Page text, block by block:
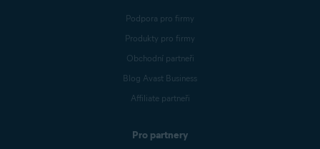
Podpora pro firmy
Produkty pro firmy
Obchodní partneři
Blog Avast Business
Affiliate partneři
Pro partnery